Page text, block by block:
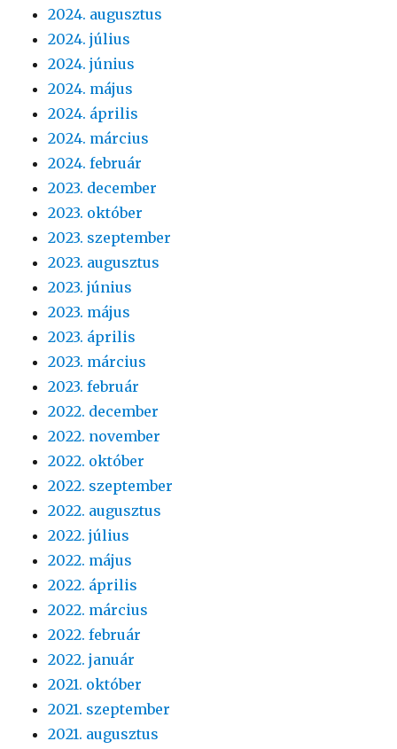
2024. augusztus
2024. július
2024. június
2024. május
2024. április
2024. március
2024. február
2023. december
2023. október
2023. szeptember
2023. augusztus
2023. június
2023. május
2023. április
2023. március
2023. február
2022. december
2022. november
2022. október
2022. szeptember
2022. augusztus
2022. július
2022. május
2022. április
2022. március
2022. február
2022. január
2021. október
2021. szeptember
2021. augusztus